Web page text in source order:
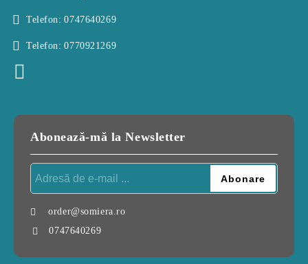
Telefon: 0747640269
Telefon: 0770921269
Abonează-mă la Newsletter
order@somiera.ro
0747640269